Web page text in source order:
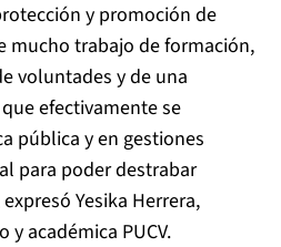
y promoción de
mucho trabajo de formación,
voluntades y de una
efectivamente se
pública y en gestiones
para poder destrabar
Yesika Herrera,
académica PUCV.